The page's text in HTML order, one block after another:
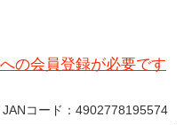
の会員登録が必要です
JANコード： 4902778195574